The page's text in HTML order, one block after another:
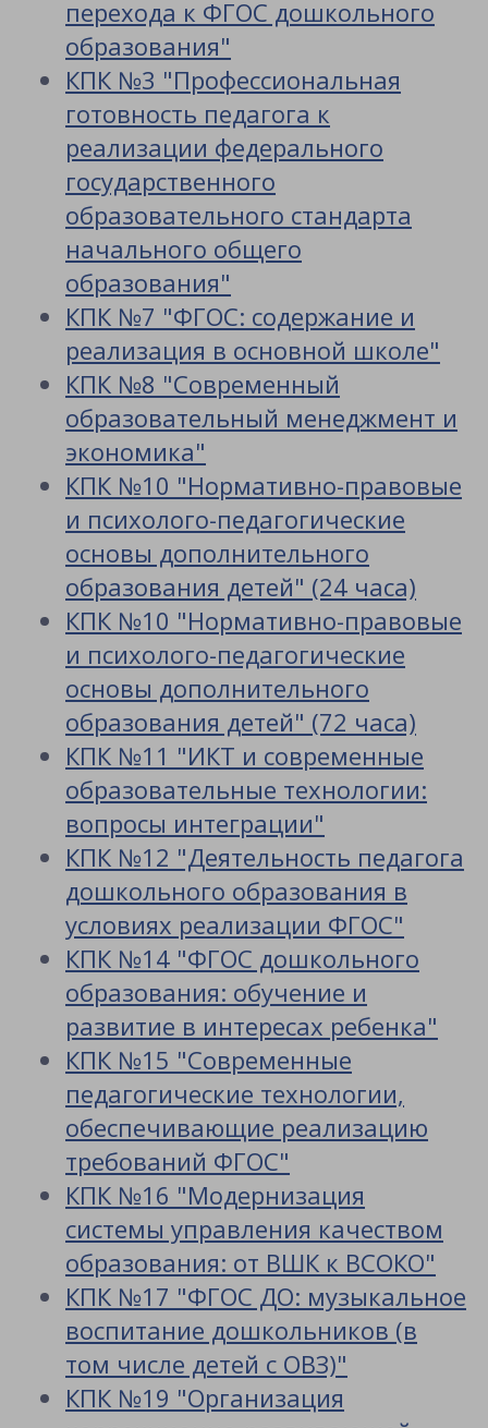
перехода к ФГОС дошкольного
образования"
КПК №3 "Профессиональная
готовность педагога к
реализации федерального
государственного
образовательного стандарта
начального общего
образования"
КПК №7 "ФГОС: содержание и
реализация в основной школе"
КПК №8 "Современный
образовательный менеджмент и
экономика"
КПК №10 "Нормативно-правовые
и психолого-педагогические
основы дополнительного
образования детей" (24 часа)
КПК №10 "Нормативно-правовые
и психолого-педагогические
основы дополнительного
образования детей" (72 часа)
КПК №11 "ИКТ и современные
образовательные технологии:
вопросы интеграции"
КПК №12 "Деятельность педагога
дошкольного образования в
условиях реализации ФГОС"
КПК №14 "ФГОС дошкольного
образования: обучение и
развитие в интересах ребенка"
КПК №15 "Современные
педагогические технологии,
обеспечивающие реализацию
требований ФГОС"
КПК №16 "Модернизация
системы управления качеством
образования: от ВШК к ВСОКО"
КПК №17 "ФГОС ДО: музыкальное
воспитание дошкольников (в
том числе детей с ОВЗ)"
КПК №19 "Организация